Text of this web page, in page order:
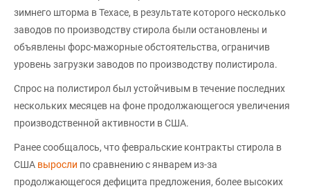
зимнего шторма в Техасе, в результате которого несколько
заводов по производству стирола были остановлены и
объявлены форс-мажорные обстоятельства, ограничив
уровень загрузки заводов по производству полистирола.
Спрос на полистирол был устойчивым в течение последних
нескольких месяцев на фоне продолжающегося увеличения
производственной активности в США.
Ранее сообщалось, что февральские контракты стирола в
США выросли по сравнению с январем из-за
продолжающегося дефицита предложения, более высоких